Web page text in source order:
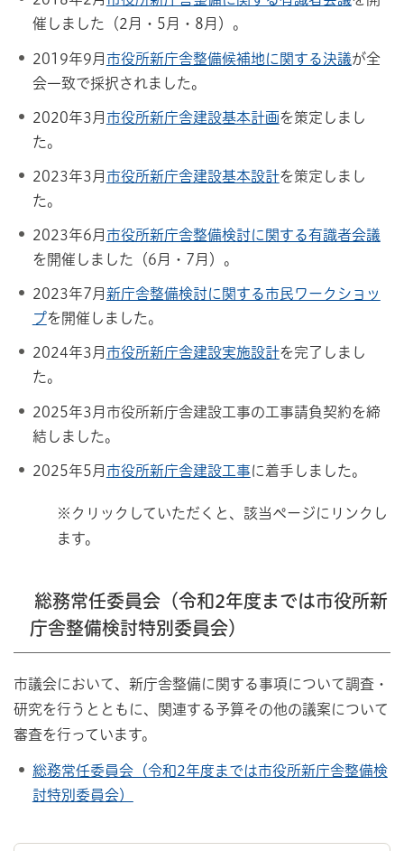
催しました（2月・5月・8月）。
2019年9月 市役所新庁舎整備候補地に関する決議が全
会一致で採択されました。
2020年3月 市役所新庁舎建設基本計画を策定しまし
た。
2023年3月 市役所新庁舎建設基本設計を策定しまし
た。
2023年6月 市役所新庁舎整備検討に関する有識者会議
を開催しました（6月・7月）。
2023年7月 新庁舎整備検討に関する市民ワークショッ
プを開催しました。
2024年3月 市役所新庁舎建設実施設計を完了しまし
た。
2025年3月市役所新庁舎建設工事の工事請負契約を締
結しました。
2025年5月 市役所新庁舎建設工事に着手しました。
※クリックしていただくと、該当ページにリンクし
ます。
総務常任委員会（令和2年度までは市役所新
庁舎整備検討特別委員会）
市議会において、新庁舎整備に関する事項について調査・
研究を行うとともに、関連する予算その他の議案について
審査を行っています。
総務常任委員会（令和2年度までは市役所新庁舎整備検
討特別委員会）